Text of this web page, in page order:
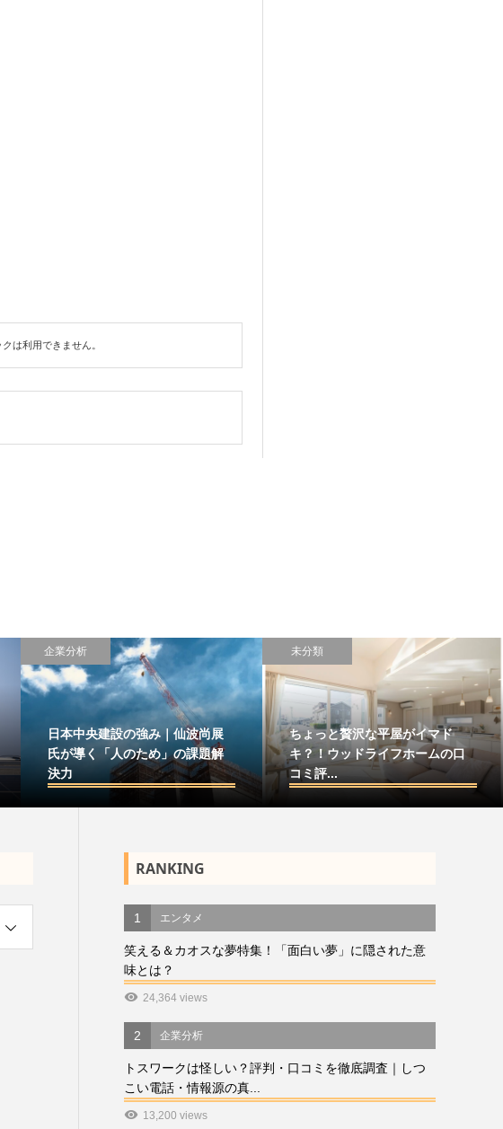
クは利用できません。
企業分析
日本中央建設の強み｜仙波尚展
氏が導く「人のため」の課題解
決力
未分類
ちょっと贅沢な平屋がイマド
キ？！ウッドライフホームの口
コミ評...
RANKING
1 エンタメ
笑える＆カオスな夢特集！「面白い夢」に隠された意
味とは？
24,364 views
2 企業分析
トスワークは怪しい？評判・口コミを徹底調査｜しつ
こい電話・情報源の真...
13,200 views